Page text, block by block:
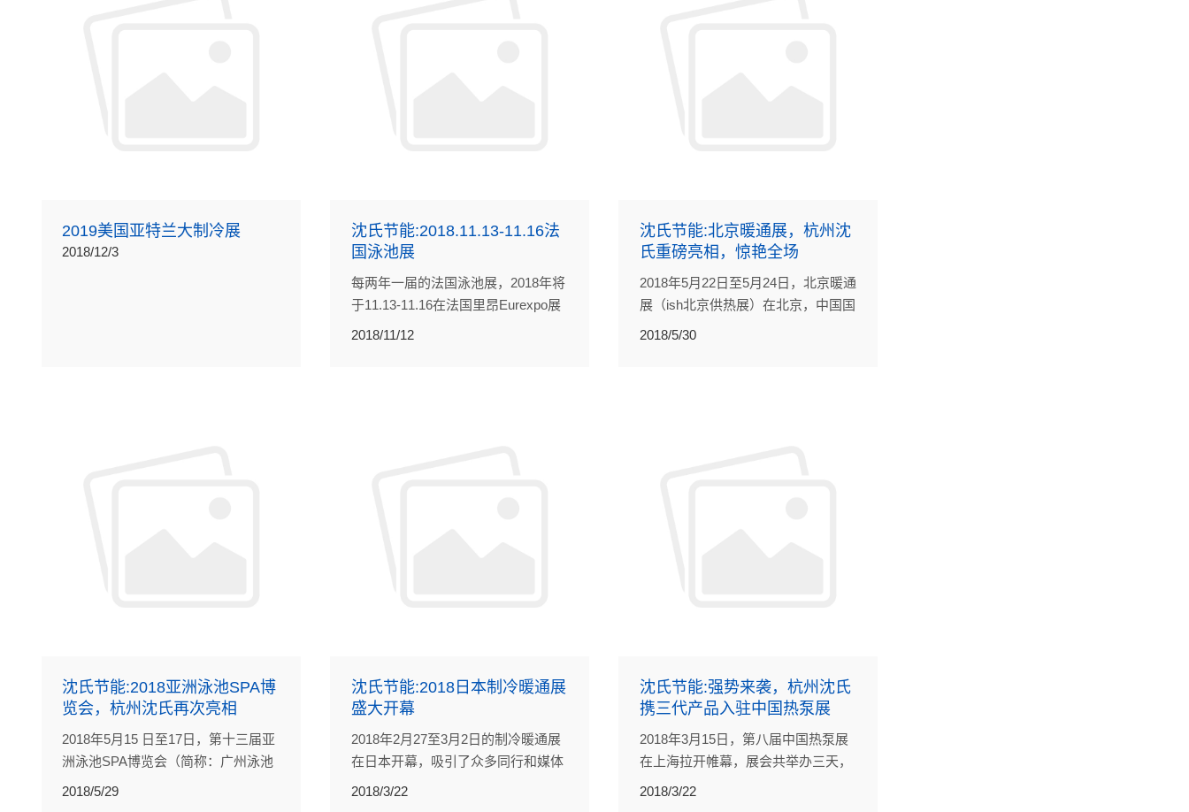
2019美国亚特兰大制冷展
2018/12/3
沈氏节能:2018.11.13-11.16法
国泳池展
每两年一届的法国泳池展，2018年将
于11.13-11.16在法国里昂Eurexpo展
览中心召开。沈氏节能股份有限公司
2018/11/12
沈氏节能:北京暖通展，杭州沈
氏重磅亮相，惊艳全场
2018年5月22日至5月24日，北京暖通
展（ish北京供热展）在北京，中国国
际展览中心（新馆）成功举办，并取
2018/5/30
沈氏节能:2018亚洲泳池SPA博
览会，杭州沈氏再次亮相
2018年5月15 日至17日，第十三届亚
洲泳池SPA博览会（简称：广州泳池
展）在广州保利世贸展览会成功举
2018/5/29
沈氏节能:2018日本制冷暖通展
盛大开幕
2018年2月27至3月2日的制冷暖通展
在日本开幕，吸引了众多同行和媒体
的关注与报道。
2018/3/22
沈氏节能:强势来袭，杭州沈氏
携三代产品入驻中国热泵展
2018年3月15日，第八届中国热泵展
在上海拉开帷幕，展会共举办三天，
从3月15日到3月17日。许多能源、机
2018/3/22